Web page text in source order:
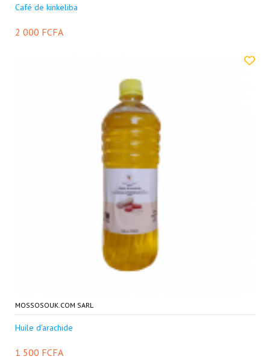
Café de kinkeliba
2 000 FCFA
MOSSOSOUK.COM SARL
Huile d'arachide
1 500 FCFA